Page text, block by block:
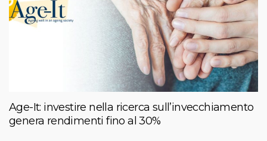
Age-It: investire nella ricerca sull’invecchiamento
genera rendimenti fino al 30%